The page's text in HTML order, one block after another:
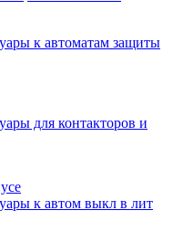
к автоматам защиты
для контакторов и
к автом выкл в лит